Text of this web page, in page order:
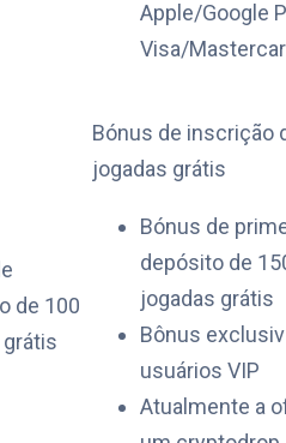
Apple/Google
Visa/
de 100
Bónus de inscrição
jogadas grátis
Bónus de
depósito de
jogadas grátis
Bônus
usuários VIP
Atualmente a